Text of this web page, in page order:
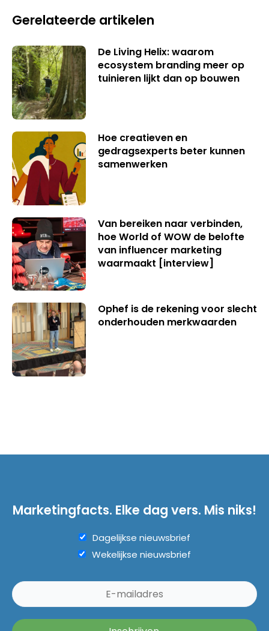
Gerelateerde artikelen
De Living Helix: waarom
ecosystem branding meer op
tuinieren lijkt dan op bouwen
Hoe creatieven en
gedragsexperts beter kunnen
samenwerken
Van bereiken naar verbinden,
hoe World of WOW de belofte
van influencer marketing
waarmaakt [interview]
Ophef is de rekening voor slecht
onderhouden merkwaarden
Marketingfacts. Elke dag vers. Mis niks!
Dagelijkse nieuwsbrief
Wekelijkse nieuwsbrief